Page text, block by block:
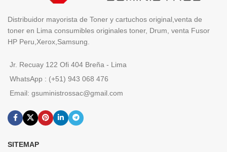
Distribuidor mayorista de Toner y cartuchos original,venta de
toner en Lima consumibles originales toner, Drum, venta Fusor
HP Peru,Xerox,Samsung.
Jr. Recuay 122 Ofi 404 Breña - Lima
WhatsApp : (+51) 943 068 476
Email: gsuministrossac@gmail.com
SITEMAP